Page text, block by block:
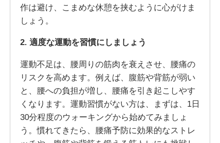
作は避け、こまめな休憩を挟むように心がけま
しょう。
2. 適度な運動を習慣にしましょう
運動不足は、腰周りの筋肉を衰えさせ、腰痛の
リスクを高めます。例えば、腹筋や背筋が弱い
と、腰への負担が増し、腰痛を引き起こしやす
くなります。運動習慣がない方は、まずは、1日
30分程度のウォーキングから始めてみましょ
う。慣れてきたら、腰痛予防に効果的なストレ